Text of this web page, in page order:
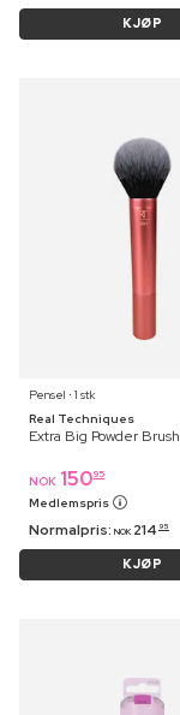
KJØP
Pensel ⋅ 1 stk
Real Techniques
Extra Big Powder Brush
NOK 15095
Medlemspris
Normalpris: NOK 214 95
KJØP